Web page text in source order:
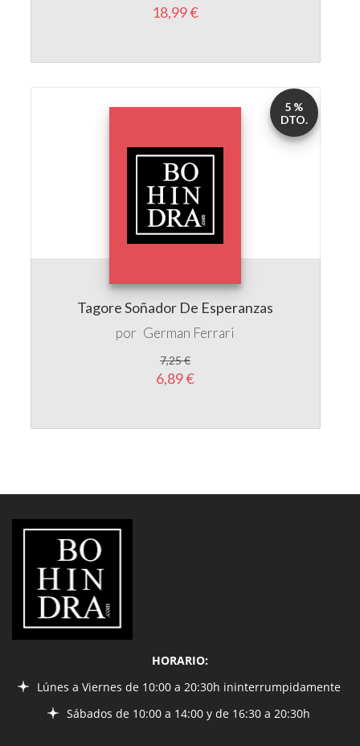
18,99 €
Tagore Soñador De Esperanzas
por German Ferrari
7,25 €
6,89 €
5 %
DTO.
LIBRERÍA
BOHINDRA
HORARIO:
Lúnes a Viernes de 10:00 a 20:30h ininterrumpidamente
Sábados de 10:00 a 14:00 y de 16:30 a 20:30h